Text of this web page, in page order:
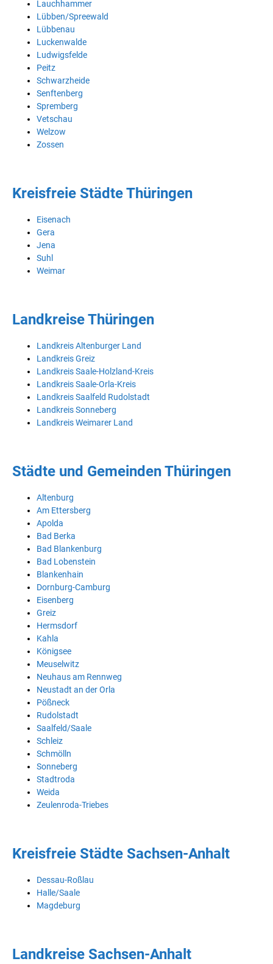
Lauchhammer
Lübben/Spreewald
Lübbenau
Luckenwalde
Ludwigsfelde
Peitz
Schwarzheide
Senftenberg
Spremberg
Vetschau
Welzow
Zossen
Kreisfreie Städte Thüringen
Eisenach
Gera
Jena
Suhl
Weimar
Landkreise Thüringen
Landkreis Altenburger Land
Landkreis Greiz
Landkreis Saale-Holzland-Kreis
Landkreis Saale-Orla-Kreis
Landkreis Saalfeld Rudolstadt
Landkreis Sonneberg
Landkreis Weimarer Land
Städte und Gemeinden Thüringen
Altenburg
Am Ettersberg
Apolda
Bad Berka
Bad Blankenburg
Bad Lobenstein
Blankenhain
Dornburg-Camburg
Eisenberg
Greiz
Hermsdorf
Kahla
Königsee
Meuselwitz
Neuhaus am Rennweg
Neustadt an der Orla
Pößneck
Rudolstadt
Saalfeld/Saale
Schleiz
Schmölln
Sonneberg
Stadtroda
Weida
Zeulenroda-Triebes
Kreisfreie Städte Sachsen-Anhalt
Dessau-Roßlau
Halle/Saale
Magdeburg
Landkreise Sachsen-Anhalt